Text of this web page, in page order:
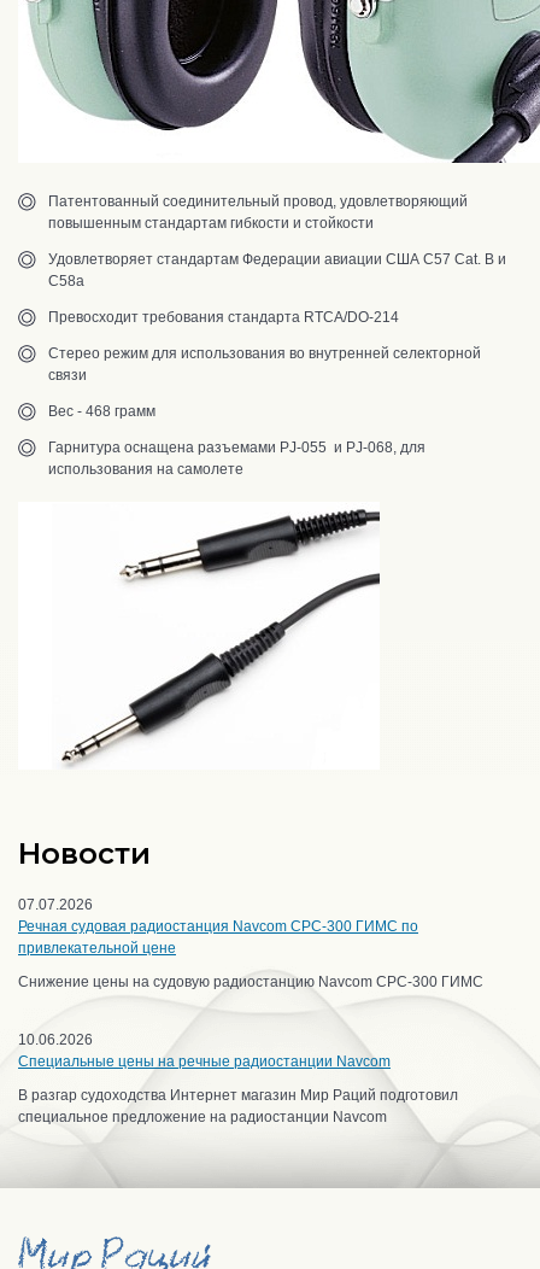
Патентованный соединительный провод, удовлетворяющий
повышенным стандартам гибкости и стойкости
Удовлетворяет стандартам Федерации авиации США C57 Cat. B и
C58a
Превосходит требования стандарта RTCA/DO-214
Стерео режим для использования во внутренней селекторной
связи
Вес - 468 грамм
Гарнитура оснащена разъемами PJ-055 и PJ-068, для
использования на самолете
Новости
07.07.2026
Речная судовая радиостанция Navcom CPC-300 ГИМС по
привлекательной цене
Снижение цены на судовую радиостанцию Navcom CPC-300 ГИМС
10.06.2026
Специальные цены на речные радиостанции Navcom
В разгар судоходства Интернет магазин Мир Раций подготовил
специальное предложение на радиостанции Navcom